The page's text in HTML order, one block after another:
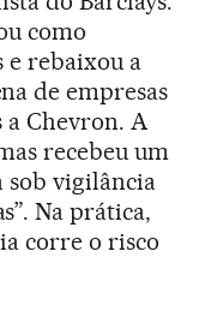
como
e rebaixou a
de empresas
a Chevron. A
recebeu um
sob vigilância
Na prática,
corre o risco